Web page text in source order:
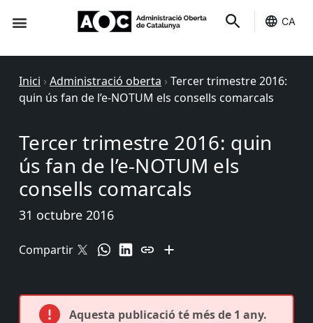
CA
Inici › Administració oberta › Tercer trimestre 2016:
quin ús fan de l’e-NOTUM els consells comarcals
Tercer trimestre 2016: quin
ús fan de l’e-NOTUM els
consells comarcals
31 octubre 2016
Compartir
Aquesta publicació té més de 1 any.